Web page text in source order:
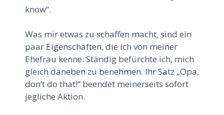
know“.
Was mir etwas zu schaffen macht, sind ein
paar Eigenschaften, die ich von meiner
Ehefrau kenne: Ständig befürchte ich, mich
gleich daneben zu benehmen. Ihr Satz „Opa,
don’t do that!“ beendet meinerseits sofort
jegliche Aktion.